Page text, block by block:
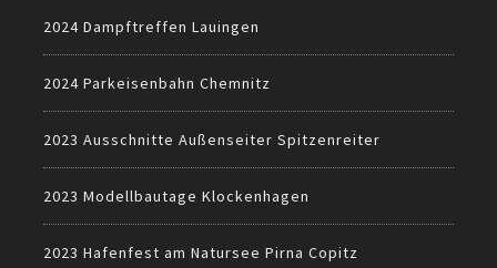
2024 Dampftreffen Lauingen
2024 Parkeisenbahn Chemnitz
2023 Ausschnitte Außenseiter Spitzenreiter
2023 Modellbautage Klockenhagen
2023 Hafenfest am Natursee Pirna Copitz